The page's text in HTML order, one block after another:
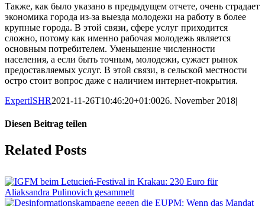
Также, как было указано в предыдущем отчете, очень страдает
экономика города из-за выезда молодежи на работу в более
крупные города. В этой связи, сфере услуг приходится
сложно, потому как именно рабочая молодежь является
основным потребителем. Уменьшение численности
населения, а если быть точным, молодежи, сужает рынок
предоставляемых услуг. В этой связи, в сельской местности
остро стоит вопрос даже с наличием интернет-покрытия.
ExpertISHR2021-11-26T10:46:20+01:0026. November 2018|
Diesen Beitrag teilen
Facebook
X
LinkedIn
Tumblr
Pinterest
Vk
Email
Related Posts